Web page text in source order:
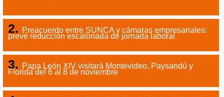
Preacuerdo entre SUNCA y cámaras empresariales:
prevé reducción escalonada de jornada laboral
Papa León XIV visitará Montevideo, Paysandú y
Florida del 6 al 8 de noviembre